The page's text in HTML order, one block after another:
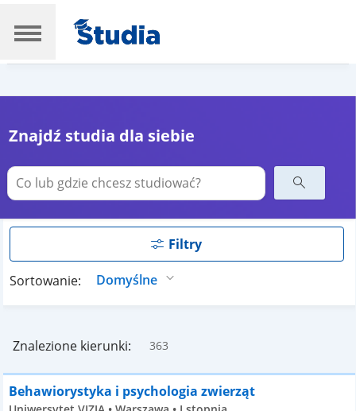
Znajdź studia dla siebie
Filtry
Sortowanie:
Znalezione kierunki: 363
Behawiorystyka i psychologia zwierząt